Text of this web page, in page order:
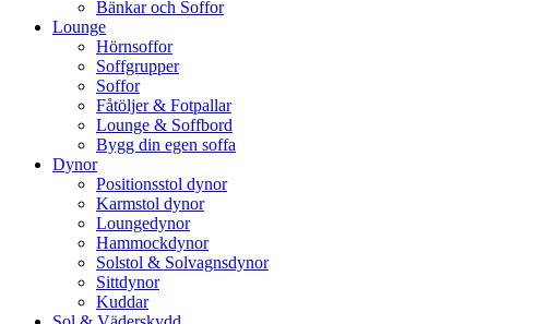
Bänkar och Soffor
Lounge
Hörnsoffor
Soffgrupper
Soffor
Fåtöljer & Fotpallar
Lounge & Soffbord
Bygg din egen soffa
Dynor
Positionsstol dynor
Karmstol dynor
Loungedynor
Hammockdynor
Solstol & Solvagnsdynor
Sittdynor
Kuddar